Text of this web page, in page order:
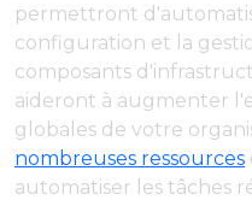
permettront
configuration et la
composants
aideront à augmenter
globales de votre
nombreuses ressources
automatiser les tâches